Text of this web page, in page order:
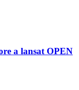
a lansat OPEN